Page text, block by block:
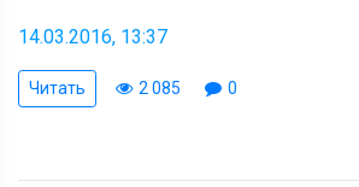
14.03.2016, 13:37
Читать 2 085 0